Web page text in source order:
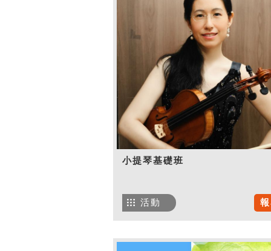
小提琴基礎班
活動